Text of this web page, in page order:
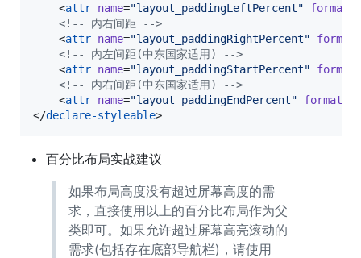
    <
attr name="layout_paddingLeftPercent" format
<!--
内右间距
-->
    <
attr name="layout_paddingRightPercent" format
<!--
内左间距(中东国家适用)
-->
    <
attr name="layout_paddingStartPercent" format
<!--
内右间距(中东国家适用)
-->
    <
attr name="layout_paddingEndPercent" format
</declare-styleable>
百分比布局实战建议
如果布局高度没有超过屏幕高度的需
求，直接使用以上的百分比布局作为父
类即可。如果允许超过屏幕高亮滚动的
需求(包括存在底部导航栏)，请使用